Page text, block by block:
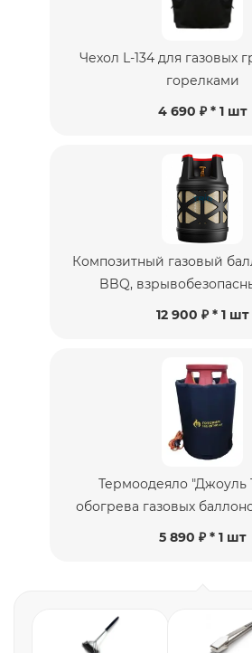
Чехол L-134 для газовых
горелками
4 690 ₽ * 1 шт
Композитный газовый
BBQ,
12 900 ₽ * 1 шт
Термоодеяло "Джоуль
обогрева газовых
5 890 ₽ * 1 шт